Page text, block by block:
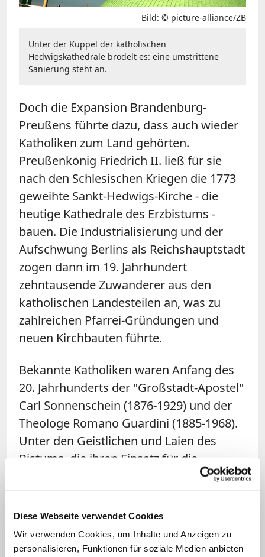
Diese Webseite verwendet Cookies
Wir verwenden Cookies, um Inhalte und Anzeigen zu
personalisieren, Funktionen für soziale Medien anbieten
Bild: © picture-alliance/ZB
Unter der Kuppel der katholischen
Hedwigskathedrale brodelt es: eine umstrittene
Sanierung steht an.
Doch die Expansion Brandenburg-
Preußens führte dazu, dass auch wieder
Katholiken zum Land gehörten.
Preußenkönig Friedrich II. ließ für sie
nach den Schlesischen Kriegen die 1773
geweihte Sankt-Hedwigs-Kirche - die
heutige Kathedrale des Erzbistums -
bauen. Die Industrialisierung und der
Aufschwung Berlins als Reichshauptstadt
zogen dann im 19. Jahrhundert
zehntausende Zuwanderer aus den
katholischen Landesteilen an, was zu
zahlreichen Pfarrei-Gründungen und
neuen Kirchbauten führte.
Bekannte Katholiken waren Anfang des
20. Jahrhunderts der "Großstadt-Apostel"
Carl Sonnenschein (1876-1929) und der
Theologe Romano Guardini (1885-1968).
Unter den Geistlichen und Laien des
Bistums, die ihren Einsatz für die
Verfolgten oder ihren Widerstand gegen
der 1996 seliggesprochene Dompropst
Bernhard Lichtenberg (1875-1943).